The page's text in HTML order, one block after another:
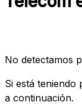
No detectamos
Si está
a continuación.